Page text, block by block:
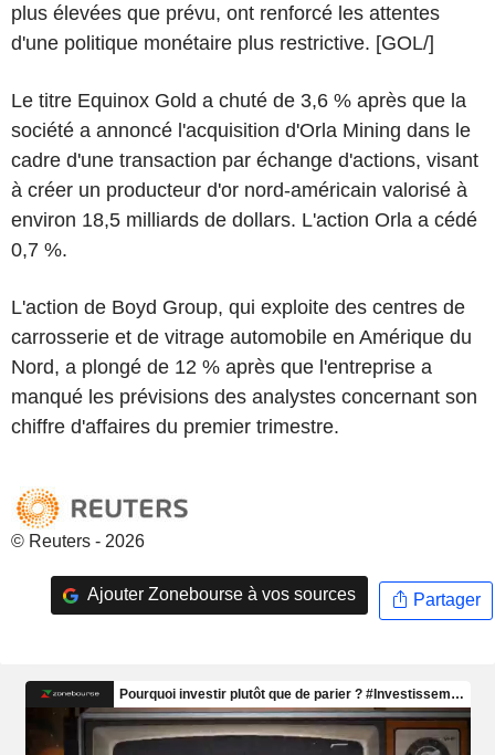
plus élevées que prévu, ont renforcé les attentes
d'une politique monétaire plus restrictive. [GOL/]
Le titre Equinox Gold a chuté de 3,6 % après que la
société a annoncé l'acquisition d'Orla Mining dans le
cadre d'une transaction par échange d'actions, visant
à créer un producteur d'or nord-américain valorisé à
environ 18,5 milliards de dollars. L'action Orla a cédé
0,7 %.
L'action de Boyd Group, qui exploite des centres de
carrosserie et de vitrage automobile en Amérique du
Nord, a plongé de 12 % après que l'entreprise a
manqué les prévisions des analystes concernant son
chiffre d'affaires du premier trimestre.
© Reuters - 2026
Ajouter Zonebourse à vos sources Partager